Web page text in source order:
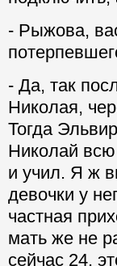
- Рыжова,
- Да, так
Николая,
Тогда
Николай
и учил. Я ж
девочки у
частная
мать же не
сейчас 24,